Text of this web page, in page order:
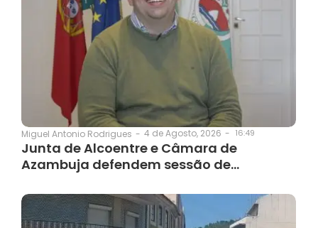
Miguel Antonio Rodrigues - 4 de Agosto, 2026 - 16:49
Junta de Alcoentre e Câmara de
Azambuja defendem sessão de…